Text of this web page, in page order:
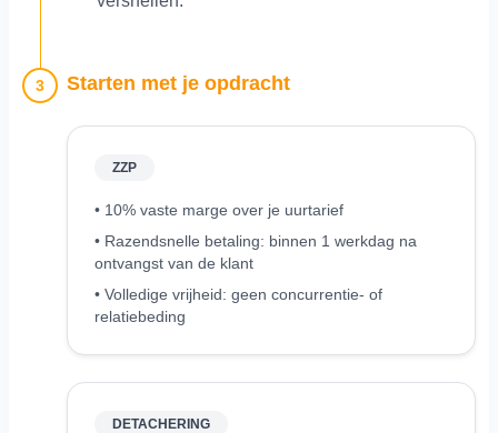
3 Starten met je opdracht
ZZP
• 10% vaste marge over je uurtarief
• Razendsnelle betaling: binnen 1 werkdag na
ontvangst van de klant
• Volledige vrijheid: geen concurrentie- of
relatiebeding
DETACHERING